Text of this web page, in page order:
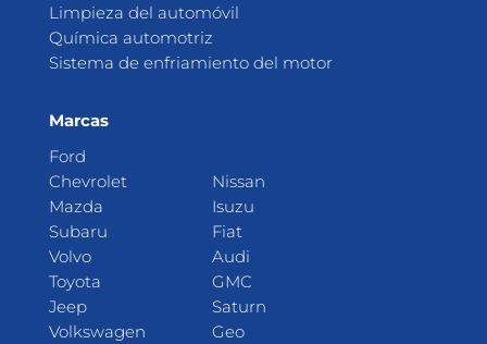
Limpieza del automóvil
Química automotriz
Sistema de enfriamiento del motor
Marcas
Ford
Chevrolet
Mazda
Subaru
Volvo
Toyota
Jeep
Volkswagen
Nissan
Isuzu
Fiat
Audi
GMC
Saturn
Geo